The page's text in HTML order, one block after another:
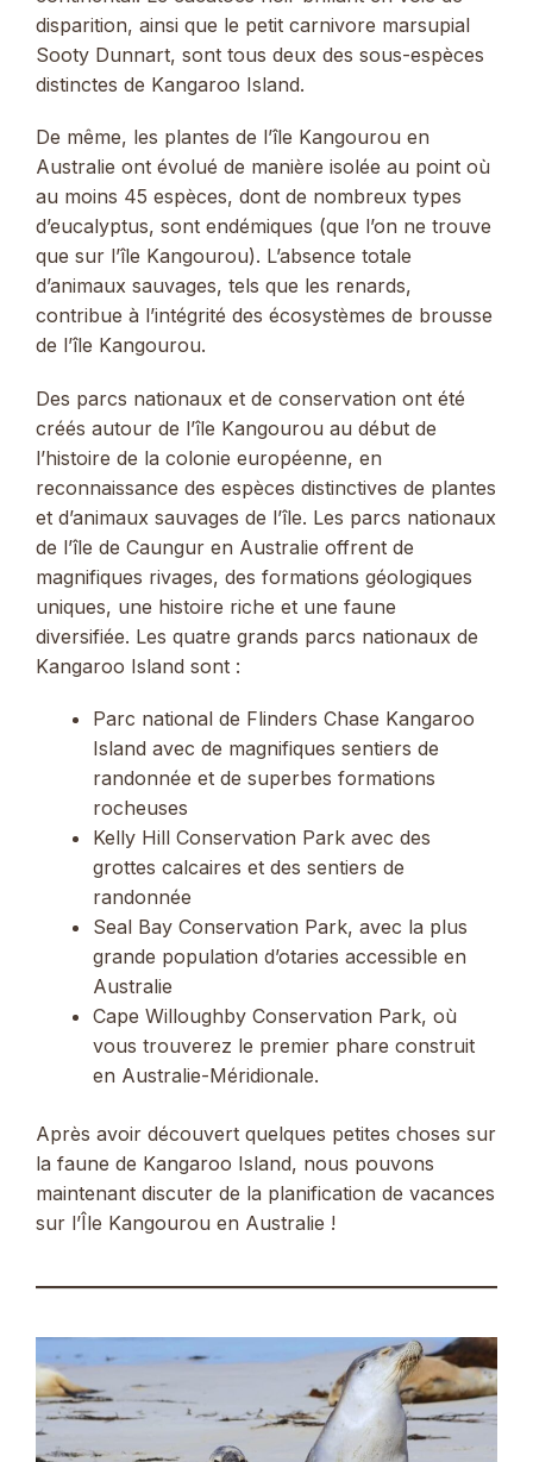
disparition, ainsi que le petit carnivore marsupial
Sooty Dunnart, sont tous deux des sous-espèces
distinctes de Kangaroo Island.
De même, les plantes de l’île Kangourou en
Australie ont évolué de manière isolée au point où
au moins 45 espèces, dont de nombreux types
d’eucalyptus, sont endémiques (que l’on ne trouve
que sur l’île Kangourou). L’absence totale
d’animaux sauvages, tels que les renards,
contribue à l’intégrité des écosystèmes de brousse
de l’île Kangourou.
Des parcs nationaux et de conservation ont été
créés autour de l’île Kangourou au début de
l’histoire de la colonie européenne, en
reconnaissance des espèces distinctives de plantes
et d’animaux sauvages de l’île. Les parcs nationaux
de l’île de Caungur en Australie offrent de
magnifiques rivages, des formations géologiques
uniques, une histoire riche et une faune
diversifiée. Les quatre grands parcs nationaux de
Kangaroo Island sont :
Parc national de Flinders Chase Kangaroo
Island avec de magnifiques sentiers de
randonnée et de superbes formations
rocheuses
Kelly Hill Conservation Park avec des
grottes calcaires et des sentiers de
randonnée
Seal Bay Conservation Park, avec la plus
grande population d’otaries accessible en
Australie
Cape Willoughby Conservation Park, où
vous trouverez le premier phare construit
en Australie-Méridionale.
Après avoir découvert quelques petites choses sur
la faune de Kangaroo Island, nous pouvons
maintenant discuter de la planification de vacances
sur l’Île Kangourou en Australie !